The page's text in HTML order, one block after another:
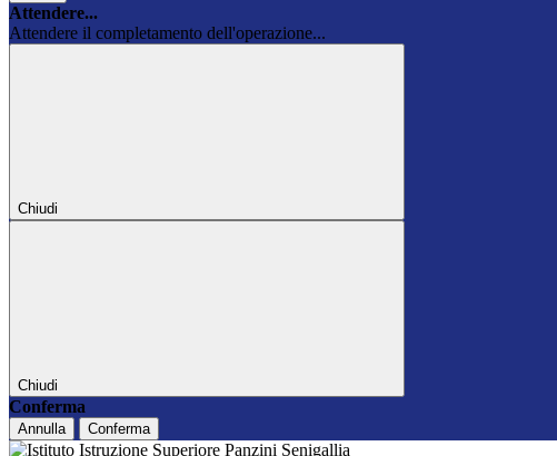
Attendere...
Attendere il completamento dell'operazione...
Chiudi
Chiudi
Conferma
Annulla Conferma